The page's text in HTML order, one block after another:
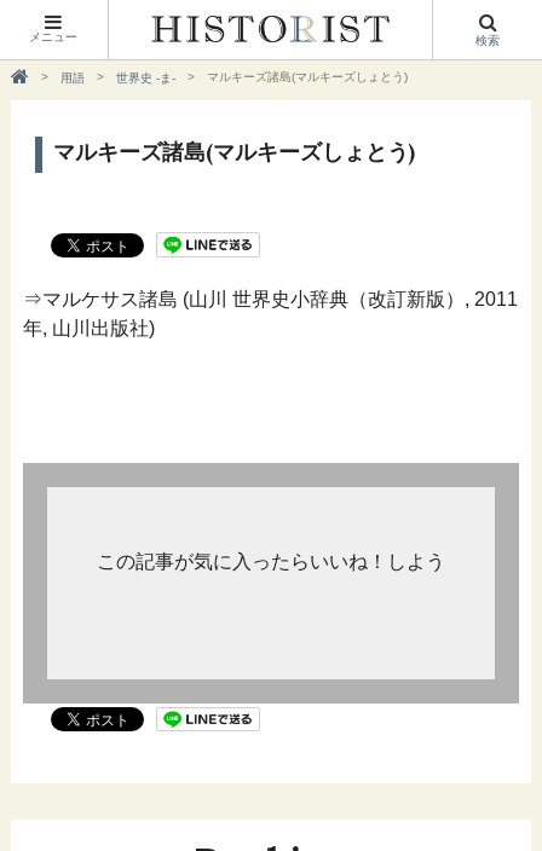
メニュー 検索
用語 世界史 -ま- マルキーズ諸島(マルキーズしょとう)
マルキーズ諸島(マルキーズしょとう)
⇒マルケサス諸島 (山川 世界史小辞典（改訂新版）, 2011
年, 山川出版社)
この記事が気に入ったらいいね！しよう